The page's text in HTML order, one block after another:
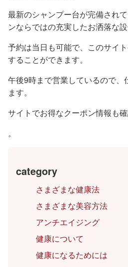
最新のシャンプー台が完備され
ンならではの充実したお洒落な設
予約は当日も可能で、このサイ
することができます。
午後9時まで営業しているので、
ます。
サイトでお得なクーポン情報も確
。
category
さまざまな健康法
さまざまな美容方法
アンチエイジング
健康について
健康になるためには